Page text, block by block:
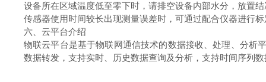
设备所在区域温度低至零下时，请排空设备内部水分，放置
传感器使用时间较长出现测量误差时，可通过配合仪器进行
六、云平台介绍
物联云平台是基于物联网通信技术的数据接收、处理、分析
数据转发，支持实时、历史数据查询及分析，支持时间序列